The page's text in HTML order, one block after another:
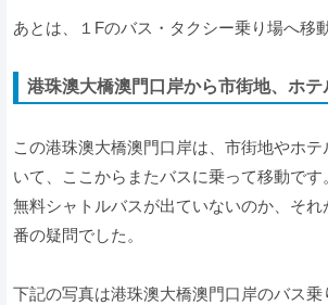
あとは、１Fのバス・タクシー乗り場へ移
港珠澳大橋澳門口岸から市街地、ホテ
この港珠澳大橋澳門口岸は、市街地やホ
いて、ここからまたバスに乗って移動で
無料シャトルバスが出ていないのか、そ
番の疑問でした。
下記の写真は港珠澳大橋澳門口岸のバス乗